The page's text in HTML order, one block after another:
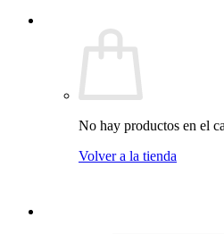
No hay productos en el
Volver a la tienda